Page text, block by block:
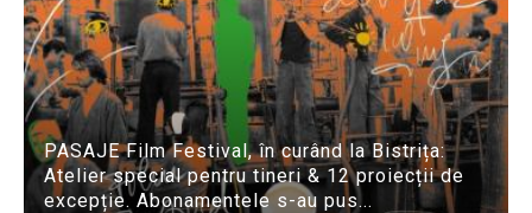
PASAJE Film Festival, în curând la Bistrița:
Atelier special pentru tineri & 12 proiecții de
excepție. Abonamentele s-au pus...